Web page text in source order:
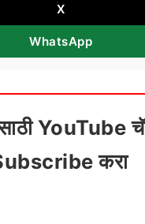
X
WhatsApp
YouTube
करा